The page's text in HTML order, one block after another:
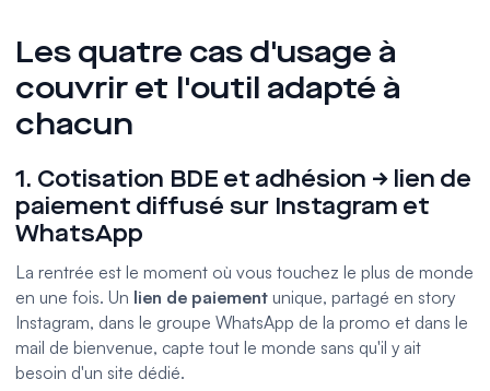
Les quatre cas d'usage à
couvrir et l'outil adapté à
chacun
1. Cotisation BDE et adhésion → lien de
paiement diffusé sur Instagram et
WhatsApp
La rentrée est le moment où vous touchez le plus de monde
en une fois. Un lien de paiement unique, partagé en story
Instagram, dans le groupe WhatsApp de la promo et dans le
mail de bienvenue, capte tout le monde sans qu'il y ait
besoin d'un site dédié.